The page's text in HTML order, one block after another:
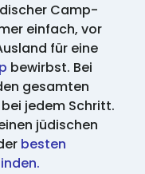
Camp-
einfach, vor
für eine
bewirbst. Bei
gesamten
jedem Schritt.
jüdischen
besten